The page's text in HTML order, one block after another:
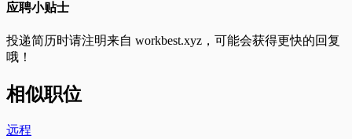
应聘小贴士
投递简历时请注明来自 workbest.xyz ，可能会获得更快的回复
哦！
相似职位
远程